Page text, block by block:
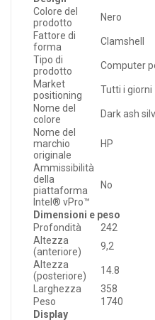
Colore del
prodotto
Nero
Fattore di
forma
Clamshell
Tipo di
prodotto
Computer
Market
positioning
Tutti i giorni
Nome del
colore
Dark ash
Nome del
marchio
originale
HP
Ammissibilità
della
piattaforma
Intel® vPro™
No
Dimensioni e peso
Profondità
242
Altezza
(anteriore)
9,2
Altezza
(posteriore)
14.8
Larghezza
358
Peso
1740
Display